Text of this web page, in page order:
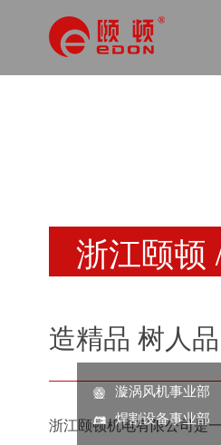
漩涡风机事业部
焊割设备事业部
浙江颐顿
造精品 树人
浙江颐顿机电有限公司是